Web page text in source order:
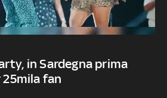
in Sardegna prima
fan